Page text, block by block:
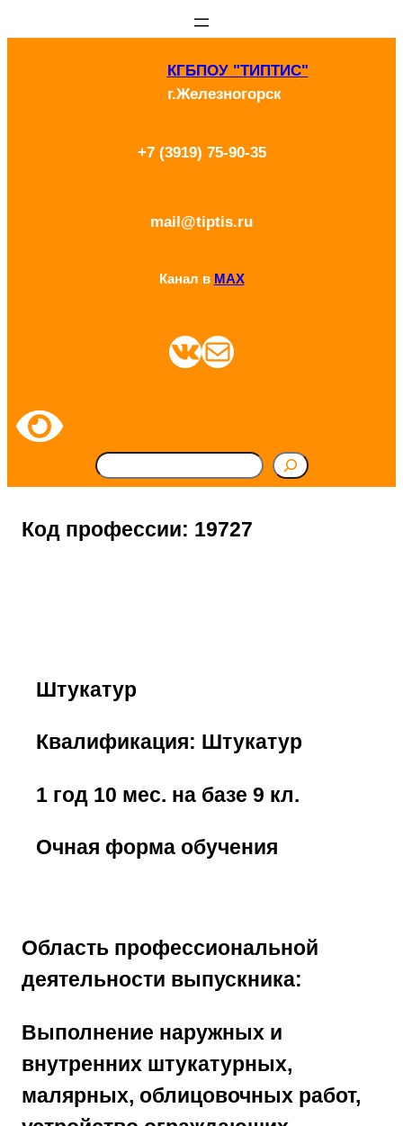
КГБПОУ "ТИПТИС"
г.Железногорск
+7 (3919) 75-90-35
mail@tiptis.ru
Канал в MAX
ВКонтакте Почта
П
и
Код профессии: 19727
Штукатур
Квалификация: Штукатур
1 год 10 мес. на базе 9 кл.
Очная форма обучения
Область профессиональной
деятельности выпускника:
Выполнение наружных и
внутренних штукатурных,
малярных, облицовочных работ,